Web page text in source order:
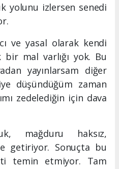
yolunu izlersen senedi
ve yasal olarak kendi
mal varlığı yok. Bu
yayınlarsam diğer
düşündüğüm zaman
zedelediğin için dava
mağduru haksız,
getiriyor. Sonuçta bu
temin etmiyor. Tam